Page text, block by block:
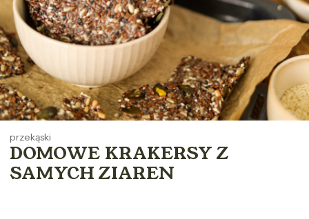
przekąski
DOMOWE KRAKERSY Z
SAMYCH ZIAREN